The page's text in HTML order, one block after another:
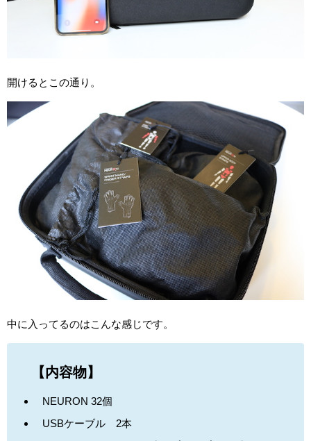
開けるとこの通り。
中に入ってるのはこんな感じです。
【内容物】
NEURON 32個
USBケーブル 2本